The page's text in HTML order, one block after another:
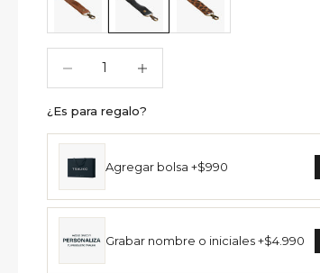
¿Es para regalo?
Agregar bolsa +$990
Grabar nombre o iniciales +$4.990